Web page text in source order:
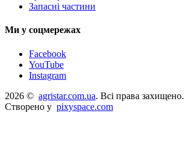
Запасні частини
Ми у соцмережах
Facebook
YouTube
Instagram
2026 © agristar.com.ua. Всі права захищено.
Створено у pixyspace.com